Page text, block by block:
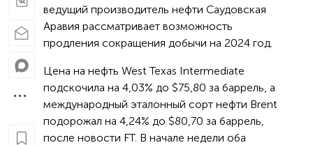
ведущий производитель нефти Саудовская
Аравия рассматривает возможность
продления сокращения добычи на 2024 год.
Цена на нефть West Texas Intermediate
подскочила на 4,03% до $75,80 за баррель, а
международный эталонный сорт нефти Brent
подорожал на 4,24% до $80,70 за баррель,
после новости FT. В начале недели оба